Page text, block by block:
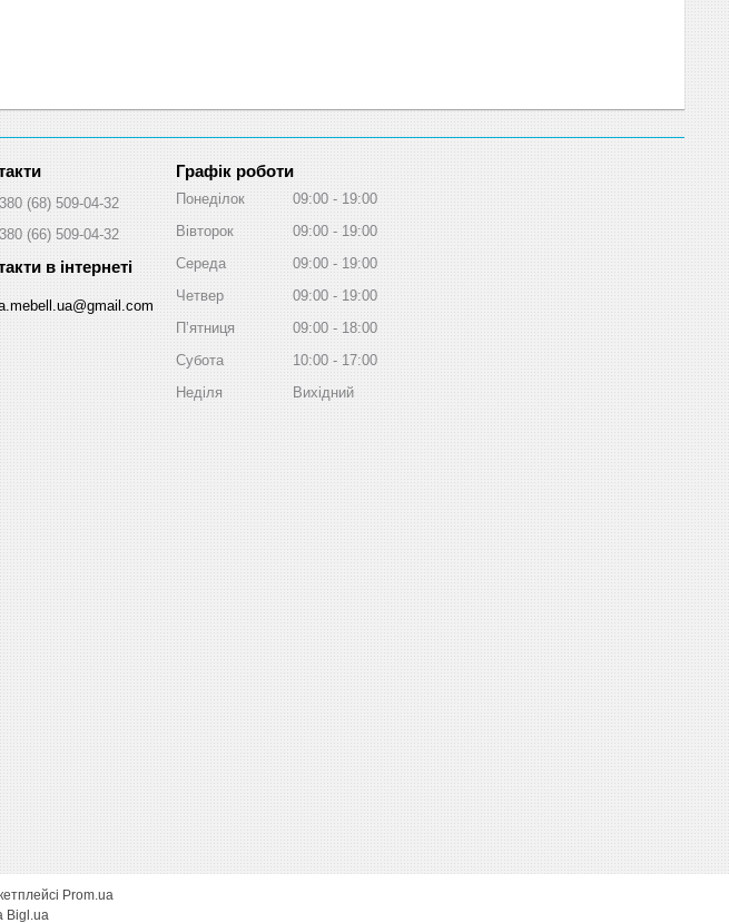
(68) 509-04-32
(66) 509-04-32
Графік роботи
Понеділок 09:00
19:00
Вівторок
09:00
19:00
Середа
09:00
19:00
Четвер
09:00
19:00
Пʼятниця
09:00
18:00
Субота
10:00
17:00
Неділя
Вихідний
Prom.ua
Bigl.ua